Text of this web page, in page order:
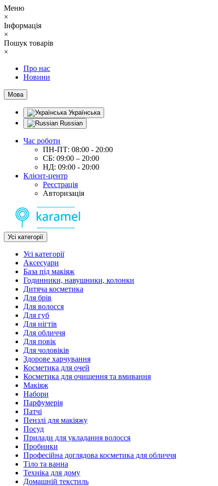
Меню
×
Інформація
×
Пошук товарів
×
Про нас
Новини
Мова
Українська
Russian
Час роботи
ПН-ПТ: 08:00 - 20:00
СБ: 09:00 – 20:00
НД: 09:00 - 20:00
Клієнт-центр
Реєстрація
Авторизація
Усі категорії
Усі категорії
Аксесуари
База під макіяж
Годинники, навушники, колонки
Дитяча косметика
Для брів
Для волосся
Для губ
Для нігтів
Для обличчя
Для повік
Для чоловіків
Здорове харчування
Косметика для очей
Косметика для очищення та вмивання
Макіяж
Набори
Парфумерія
Патчі
Пензлі для макіяжу
Посуд
Прилади для укладання волосся
Пробники
Професійна доглядова косметика для обличчя
Тіло та ванна
Техніка для дому
Домашній текстиль